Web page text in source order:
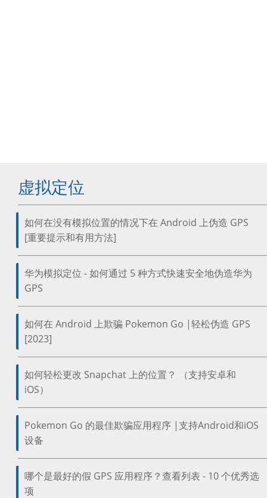
虚拟定位
如何在没有模拟位置的情况下在 Android 上伪造 GPS
[重要提示和有用方法]
华为模拟定位 - 如何通过 5 种方式快速安全地伪造华为
GPS
如何在 Android 上欺骗 Pokemon Go |轻松伪造 GPS
[2023]
如何轻松更改 Snapchat 上的位置？ （支持安卓和
iOS）
Pokemon Go 的最佳欺骗应用程序 |支持Android和iOS
设备
哪个是最好的假 GPS 应用程序？查看列表 - 10 个优秀选
项